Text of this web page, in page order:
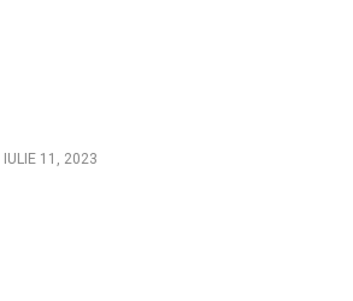
IULIE 11, 2023